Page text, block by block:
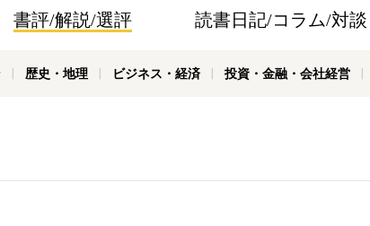
書評/解説/選評 読書日記/コラム/対
歴史・地理 ビジネス・経済 投資・金融・会社経営